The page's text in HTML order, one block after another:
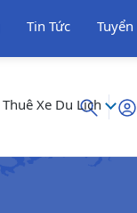
Tin Tức
Thuê Xe Du Lịch